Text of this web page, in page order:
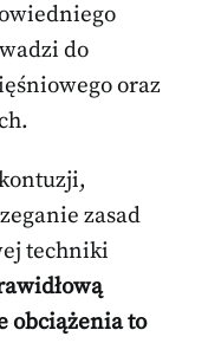
do
oraz
zasad
techniki
obciążenia to